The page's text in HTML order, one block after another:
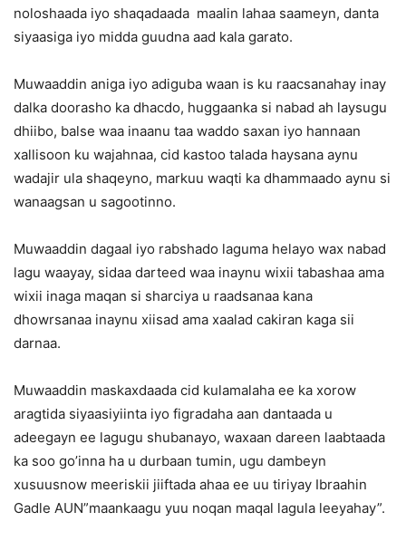
noloshaada iyo shaqadaada maalin lahaa saameyn, danta
siyaasiga iyo midda guudna aad kala garato.
Muwaaddin aniga iyo adiguba waan is ku raacsanahay inay
dalka doorasho ka dhacdo, huggaanka si nabad ah laysugu
dhiibo, balse waa inaanu taa waddo saxan iyo hannaan
xallisoon ku wajahnaa, cid kastoo talada haysana aynu
wadajir ula shaqeyno, markuu waqti ka dhammaado aynu si
wanaagsan u sagootinno.
Muwaaddin dagaal iyo rabshado laguma helayo wax nabad
lagu waayay, sidaa darteed waa inaynu wixii tabashaa ama
wixii inaga maqan si sharciya u raadsanaa kana
dhowrsanaa inaynu xiisad ama xaalad cakiran kaga sii
darnaa.
Muwaaddin maskaxdaada cid kulamalaha ee ka xorow
aragtida siyaasiyiinta iyo figradaha aan dantaada u
adeegayn ee lagugu shubanayo, waxaan dareen laabtaada
ka soo go’inna ha u durbaan tumin, ugu dambeyn
xusuusnow meeriskii jiiftada ahaa ee uu tiriyay Ibraahin
Gadle AUN”maankaagu yuu noqan maqal lagula leeyahay”.